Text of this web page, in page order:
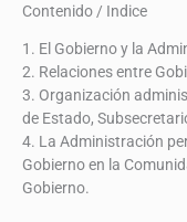
Contenido / Indice
1. El Gobierno y la
2. Relaciones entre
3. Organización
de Estado,
4. La Administración
Gobierno en la
Gobierno.